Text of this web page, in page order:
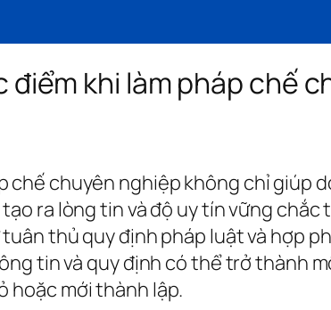
điểm khi làm pháp chế
chế chuyên nghiệp không chỉ giúp
ra lòng tin và độ uy tín vững
thủ quy định pháp luật và hợp
tin và quy định có thể trở thành
hoặc mới thành lập.